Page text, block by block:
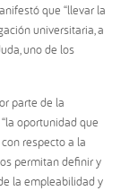
que “llevar la
universitaria, a
uno de los
parte de la
oportunidad que
respecto a la
permitan definir y
la empleabilidad y